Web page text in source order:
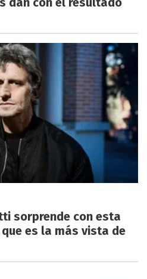
sorprende con esta
es la más vista de